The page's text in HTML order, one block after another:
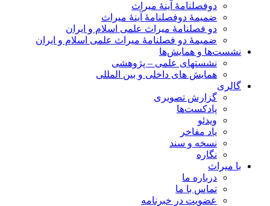
دوفصلنامۀ آینۀ میراث
ضمیمۀ دوفصلنامۀ آینۀ میراث
دو فصلنامۀ میراث علمی اسلام و ایران
ضمیمۀ دو فصلنامۀ میراث علمی اسلام و ایران
نشست‌ها و همایش‌ها
نشستهای علمی – پژوهشی
همایش های داخلی و بین المللی
گالری
گزارش تصویری
پادکست‌ها
ویدئو
یاد مفاخر
نسخه و سند
نگاره
با میراث
درباره ما
تماس با ما
عضویت در خبرنامه